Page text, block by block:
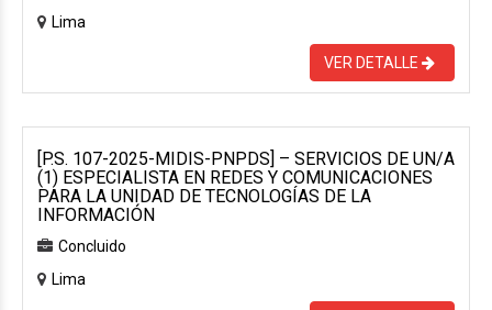
Lima
VER DETALLE
[P.S. 107-2025-MIDIS-PNPDS] – SERVICIOS DE UN/A
(1) ESPECIALISTA EN REDES Y COMUNICACIONES
PARA LA UNIDAD DE TECNOLOGÍAS DE LA
INFORMACIÓN
Concluido
Lima